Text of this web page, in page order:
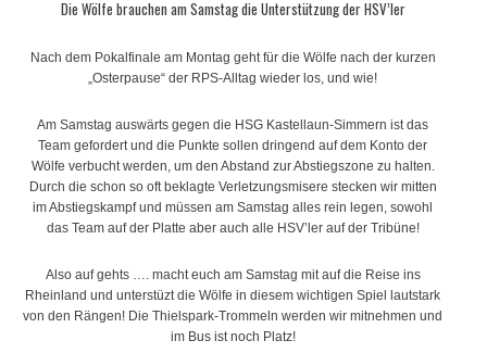
Die Wölfe brauchen am Samstag die Unterstützung der HSV’ler
Nach dem Pokalfinale am Montag geht für die Wölfe nach der kurzen
„Osterpause“ der RPS-Alltag wieder los, und wie!
Am Samstag auswärts gegen die HSG Kastellaun-Simmern ist das
Team gefordert und die Punkte sollen dringend auf dem Konto der
Wölfe verbucht werden, um den Abstand zur Abstiegszone zu halten.
Durch die schon so oft beklagte Verletzungsmisere stecken wir mitten
im Abstiegskampf und müssen am Samstag alles rein legen, sowohl
das Team auf der Platte aber auch alle HSV’ler auf der Tribüne!
Also auf gehts …. macht euch am Samstag mit auf die Reise ins
Rheinland und unterstüzt die Wölfe in diesem wichtigen Spiel lautstark
von den Rängen! Die Thielspark-Trommeln werden wir mitnehmen und
im Bus ist noch Platz!